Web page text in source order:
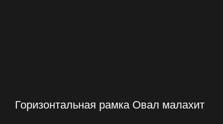
Горизонтальная рамка Овал малахит